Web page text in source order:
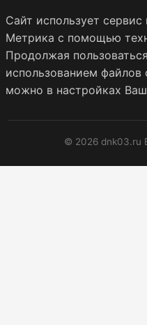
Сайт использует
Метрика с помощью
Продолжая
использованием
можно в настройках
© 2026 dnk03.ru